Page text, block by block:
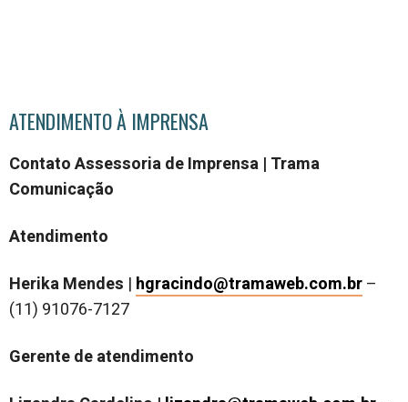
ATENDIMENTO À IMPRENSA
Contato Assessoria de Imprensa | Trama
Comunicação
Atendimento
Herika Mendes | hgracindo@tramaweb.com.br–
(11) 91076-7127
Gerente de atendimento